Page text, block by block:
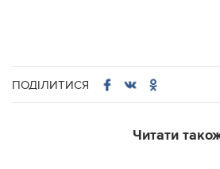
ПОДІЛИТИСЯ
Читати